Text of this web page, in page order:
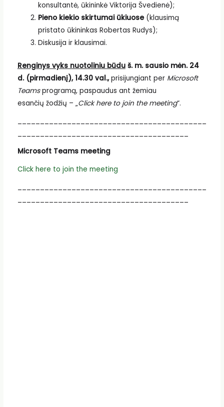
konsultantė, ūkininkė Viktorija Švedienė);
Pieno kiekio skirtumai ūkiuose(klausimą
pristato ūkininkas Robertas Rudys);
Diskusija ir klausimai.
Renginys vyks nuotoliniu būdu š. m. sausio mėn. 24
d. (pirmadienį), 14.30 val.,prisijungiant per Microsoft
Teamsprogramą, paspaudus ant žemiau
esančių žodžių – „Click here to join the meeting“.
Microsoft Teams meeting
Click here to join the meeting